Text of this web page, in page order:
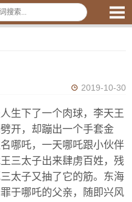
2019-10-30
下了一个肉球，李天王
开，却蹦出一个手套金
哪吒，一天哪吒跟小伙伴
三太子出来肆虏百姓，残
太子又抽了它的筋。东海
于哪吒的父亲，随即兴风